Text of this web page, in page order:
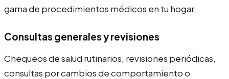
gama de procedimientos médicos en tu hogar.
Consultas generales y revisiones
Chequeos de salud rutinarios, revisiones periódicas,
consultas por cambios de comportamiento o